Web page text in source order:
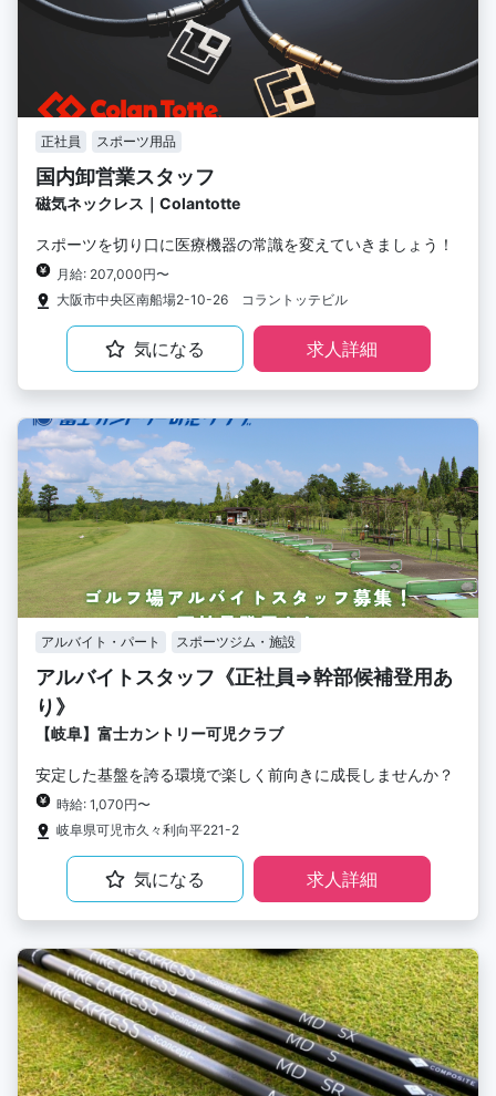
正社員 スポーツ用品
国内卸営業スタッフ
磁気ネックレス｜Colantotte
スポーツを切り口に医療機器の常識を変えていきましょう！
月給: 207,000円〜
大阪市中央区南船場2-10-26 コラントッテビル
気になる 求人詳細
アルバイト・パート スポーツジム・施設
アルバイトスタッフ《正社員⇒幹部候補登用あ
り》
【岐阜】富士カントリー可児クラブ
安定した基盤を誇る環境で楽しく前向きに成長しませんか？
時給: 1,070円〜
岐阜県可児市久々利向平221-2
気になる 求人詳細